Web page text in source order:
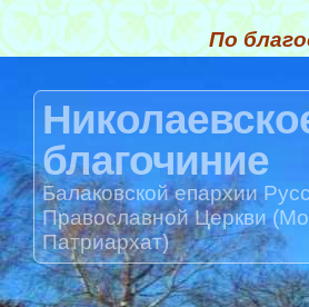
По
благочиние
Балаковской епархии
Православной Церкви
Патриархат)